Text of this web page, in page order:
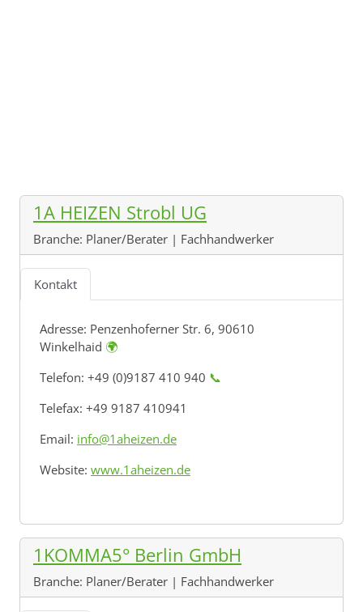
1A HEIZEN Strobl UG
Branche: Planer/Berater | Fachhandwerker
Kontakt
Adresse: Penzenhoferner Str. 6, 90610
Winkelhaid 🌍
Telefon: +49 (0)9187 410 940 📞
Telefax: +49 9187 410941
Email: info@1aheizen.de
Website: www.1aheizen.de
1KOMMA5° Berlin GmbH
Branche: Planer/Berater | Fachhandwerker